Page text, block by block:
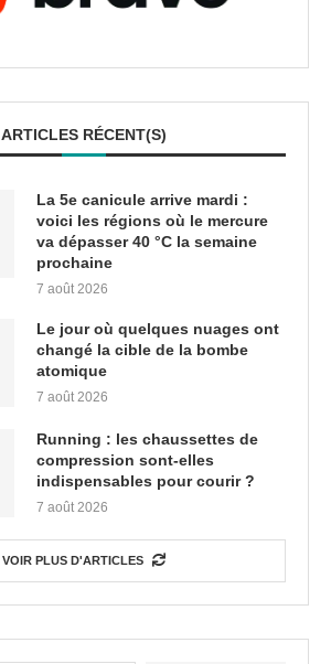
ARTICLES RÉCENT(S)
La 5e canicule arrive mardi :
voici les régions où le mercure
va dépasser 40 °C la semaine
prochaine
7 août 2026
Le jour où quelques nuages ont
changé la cible de la bombe
atomique
7 août 2026
Running : les chaussettes de
compression sont-elles
indispensables pour courir ?
7 août 2026
VOIR PLUS D'ARTICLES